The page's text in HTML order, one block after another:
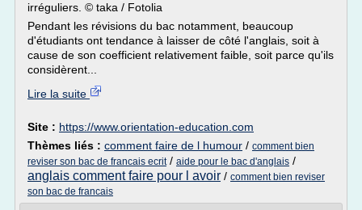
irréguliers. © taka / Fotolia
Pendant les révisions du bac notamment, beaucoup
d'étudiants ont tendance à laisser de côté l'anglais, soit à
cause de son coefficient relativement faible, soit parce qu'ils
considèrent...
Lire la suite
Site : https://www.orientation-education.com
Thèmes liés : comment faire de l humour / comment bien
reviser son bac de francais ecrit/ aide pour le bac d'anglais /
anglais comment faire pour l avoir / comment bien reviser
son bac de francais